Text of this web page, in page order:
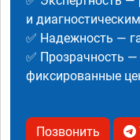
и
✅ Надежность —
✅ Прозрачность
фиксированные
Позвонить